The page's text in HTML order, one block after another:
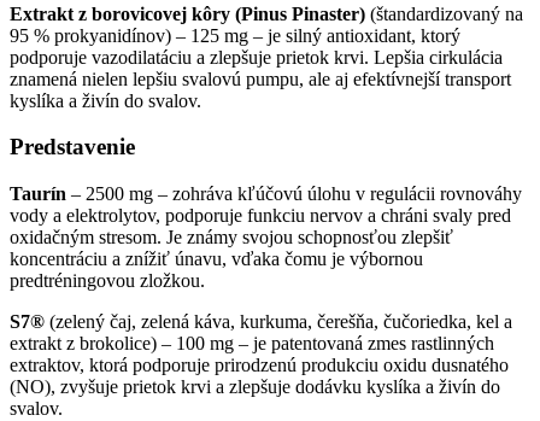
Extrakt z borovicovej kôry (Pinus Pinaster) (štandardizovaný na
95 % prokyanidínov) – 125 mg – je silný antioxidant, ktorý
podporuje vazodilatáciu a zlepšuje prietok krvi. Lepšia cirkulácia
znamená nielen lepšiu svalovú pumpu, ale aj efektívnejší transport
kyslíka a živín do svalov.
Predstavenie
Taurín – 2500 mg – zohráva kľúčovú úlohu v regulácii rovnováhy
vody a elektrolytov, podporuje funkciu nervov a chráni svaly pred
oxidačným stresom. Je známy svojou schopnosťou zlepšiť
koncentráciu a znížiť únavu, vďaka čomu je výbornou
predtréningovou zložkou.
S7® (zelený čaj, zelená káva, kurkuma, čerešňa, čučoriedka, kel a
extrakt z brokolice) – 100 mg – je patentovaná zmes rastlinných
extraktov, ktorá podporuje prirodzenú produkciu oxidu dusnatého
(NO), zvyšuje prietok krvi a zlepšuje dodávku kyslíka a živín do
svalov.